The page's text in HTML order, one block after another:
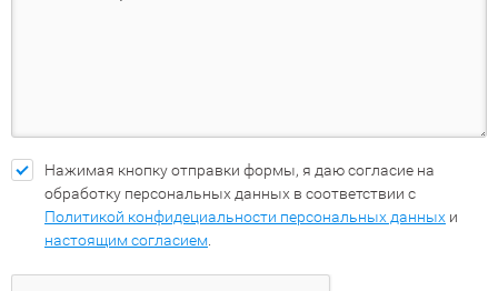
Нажимая кнопку отправки формы, я даю согласие на
обработку персональных данных в соответствии с
Политикой конфидециальности персональных данных и
настоящим согласием